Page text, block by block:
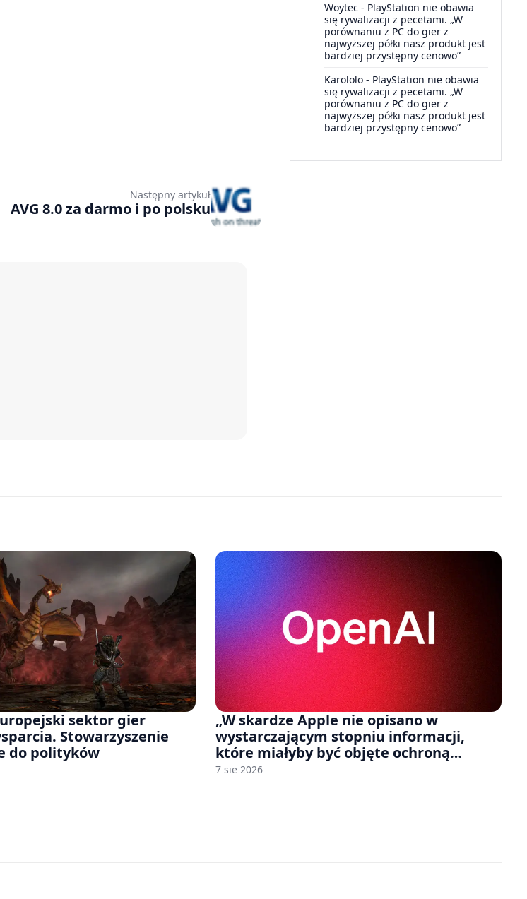
Woytec - PlayStation nie obawia
się rywalizacji z pecetami. „W
porównaniu z PC do gier z
najwyższej półki nasz produkt jest
bardziej przystępny cenowo”
Karololo - PlayStation nie obawia
się rywalizacji z pecetami. „W
porównaniu z PC do gier z
najwyższej półki nasz produkt jest
bardziej przystępny cenowo”
Następny artykuł
AVG 8.0 za darmo i po polsku
sektor gier
Stowarzyszenie
do polityków
„W skardze Apple nie opisano w
wystarczającym stopniu informacji,
które miałyby być objęte ochroną
tajemnicy handlowej”. OpenAI żąda
7 sie 2026